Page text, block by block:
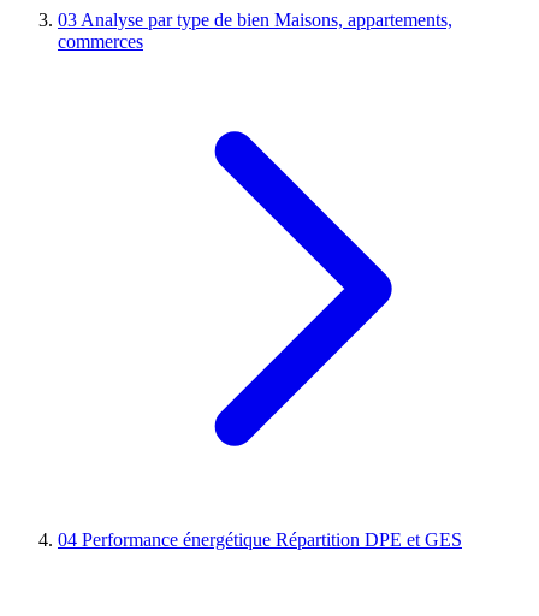
03 Analyse par type de bien Maisons, appartements,
commerces
04 Performance énergétique Répartition DPE et GES